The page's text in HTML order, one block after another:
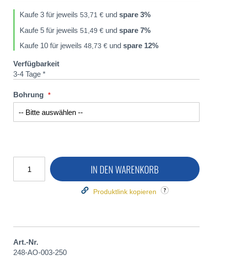
Kaufe 3 für jeweils 53,71 € und spare 3%
Kaufe 5 für jeweils 51,49 € und spare 7%
Kaufe 10 für jeweils 48,73 € und spare 12%
Verfügbarkeit
3-4 Tage *
Bohrung
IN DEN WARENKORB
Produktlink kopieren
Art.-Nr.
248-AO-003-250